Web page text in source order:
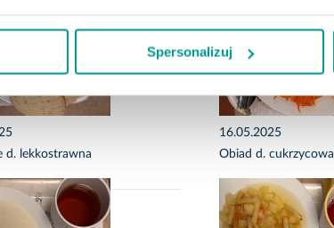
Spersonalizuj
d. lekkostrawna
16.05.2025
Obiad d. cukrzycowa